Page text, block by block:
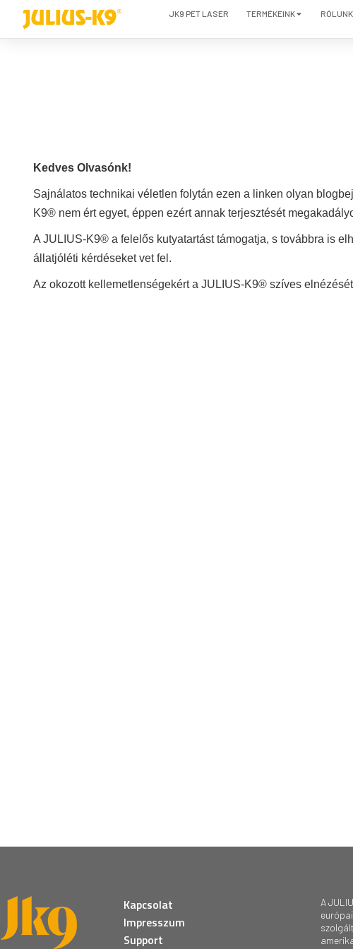
JK9 PET LASER TERMÉKEINK RÓLUNK
Kedves Olvasónk!
Sajnálatos technikai véletlen folytán ezen a linken olyan
K9® nem ért egyet, éppen ezért annak terjesztését
A JULIUS-K9® a felelős kutyatartást támogatja, s továbbra is
állatjóléti kérdéseket vet fel.
Az okozott kellemetlenségekért a JULIUS-K9® szíves
Kapcsolat
Impresszum
Support
A